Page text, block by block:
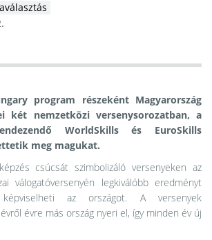
program részeként Magyarország
két nemzetközi versenysorozatban, a
WorldSkills és EuroSkills
meg magukat.
csúcsát szimbolizáló versenyeken az
válogatóversenyén legkiválóbb eredményt
az országot. A versenyek
évre más ország nyeri el, így minden év új